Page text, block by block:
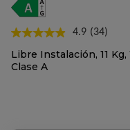
4.9 Lea
34
(34)
Libre Instalación, 11
Clase A